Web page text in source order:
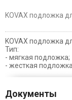
KOVAX подложка
KOVAX подложка
Тип:
- мягкая подложка;
- жесткая подложка.
Документы